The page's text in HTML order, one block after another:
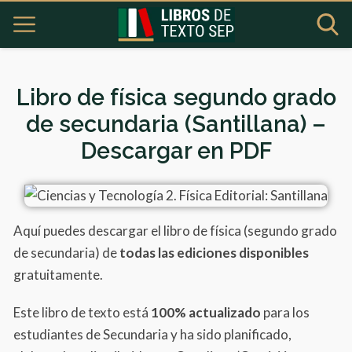
Libro de física segundo grado
de secundaria (Santillana) –
Descargar en PDF
Aquí puedes descargar el libro de física (segundo grado
de secundaria) detodas las ediciones disponibles
gratuitamente.
Este libro de texto está 100% actualizado para los
estudiantes de Secundaria y ha sido planificado,